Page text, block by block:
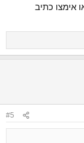
מיקום גיאוגרפי
אימצו כתיב
#5